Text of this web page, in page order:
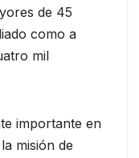
de 45
como a
mil
importante en
misión de